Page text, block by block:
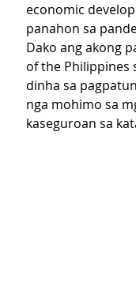
economic
panahon sa
Dako ang akong
of the Philippines
dinha sa
nga mohimo sa
kaseguroan sa